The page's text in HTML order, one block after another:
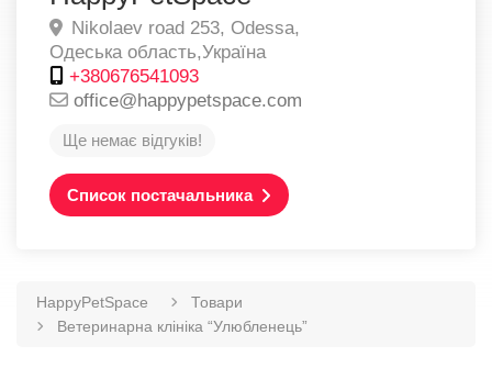
Nikolaev road 253, Odessa,
Одеська область,Україна
+380676541093
office@happypetspace.com
Ще немає відгуків!
Список постачальника
HappyPetSpace
Товари
Ветеринарна клініка “Улюбленець”